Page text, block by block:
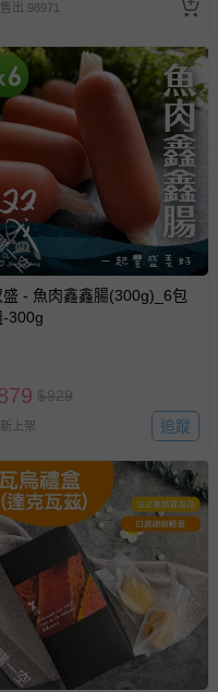
，不適用七天鑑賞期/猶
約時即將逾期（例如生鮮
、姓名貼等）。
經拆封、使用，則酌收整
腦軟體（例如 DVD、CD
或一經提供即為完成之線
貼身衣物、泳裝、襪子、地
與背巾、包屁衣、學習
瓶、擠乳器、哺乳衣、托腹
上「不可拆封」，或具警
。
：退換貨 & 退款問題
出 98971
空
盛 - 魚肉鑫鑫腸(300g)_6包
-300g
$929
新上架 追蹤
空